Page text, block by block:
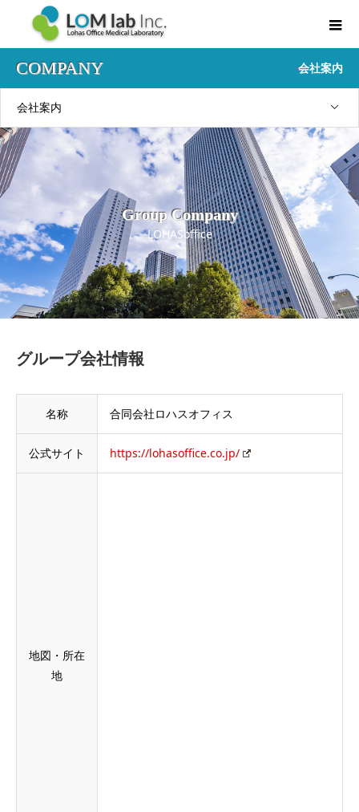
COMPANY 会社案内
会社案内
Group Company
LOHASoffice
グループ会社情報
名称 合同会社ロハスオフィス
公式サイト https://lohasoffice.co.jp/
地図・所在
地